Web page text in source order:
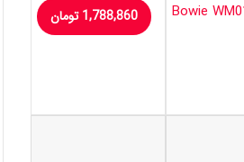
1,788,860 تومان